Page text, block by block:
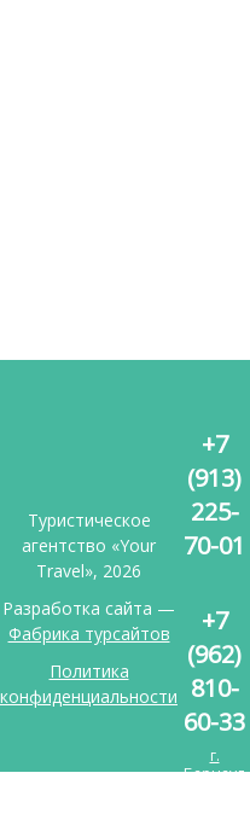
Туристическое
агентство «Your
Travel», 2026
Разработка сайта —
Фабрика турсайтов
Политика
конфиденциальности
+7
(913)
225-
70-01
+7
(962)
810-
60-33
г.
Барнаул